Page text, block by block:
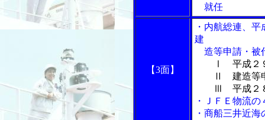
就任
【3面】
・内航総連、
建
造等申請・被
Ⅰ 平成２
Ⅱ 建造等申請
Ⅲ 平成２８
・ＪＦＥ物流
・商船三井近